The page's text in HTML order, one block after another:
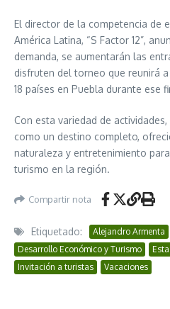
El director de la competencia de
América Latina, “S Factor 12”,
demanda, se aumentarán las
disfruten del torneo que reunirá
18 países en Puebla durante ese
Con esta variedad de
como un destino completo,
naturaleza y entretenimiento
turismo en la región.
Compartir nota
Etiquetado:
Alejandro Armenta
Desarrollo Económico y Turismo
Invitación a turistas
Vacaciones